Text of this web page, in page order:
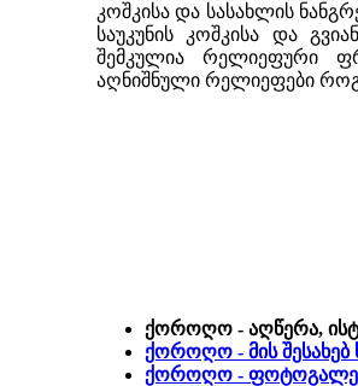
კოშკისა და სასახლის
საუკუნის კოშკისა და
შემკულია რელიეფური
აღნიშნული რელიეფები
ქოროღო - აღწერა,
ქოროღო - მის შესახებ
ქოროღო -